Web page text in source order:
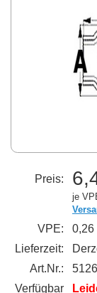
Preis:
je
VPE:
0,26
Lieferzeit:
Art.Nr.:
Verfügbar